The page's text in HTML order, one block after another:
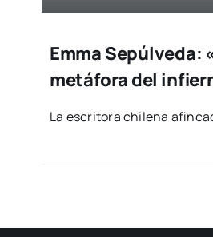
Emma Sepúlveda:
metáfora del
La escri­to­ra chi­le­na